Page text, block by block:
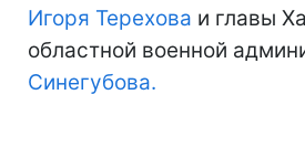
Игоря Терехова и главы
областной военной
Синегубова.